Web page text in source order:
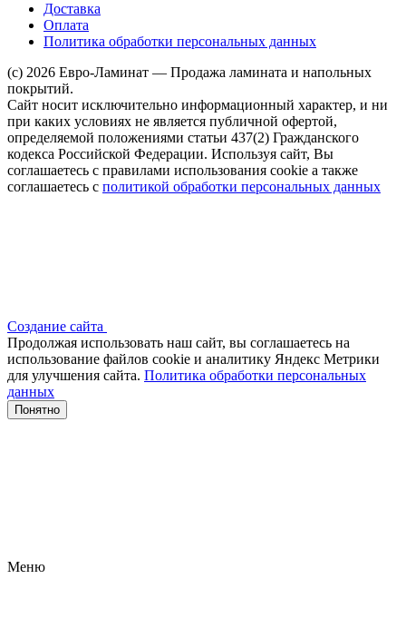
Доставка
Оплата
Политика обработки персональных данных
(c) 2026 Евро-Ламинат — Продажа ламината и напольных
покрытий.
Сайт носит исключительно информационный характер, и ни
при каких условиях не является публичной офертой,
определяемой положениями статьи 437(2) Гражданского
кодекса Российской Федерации. Используя сайт, Вы
соглашаетесь с правилами использования cookie а также
соглашаетесь с политикой обработки персональных данных
Создание сайта
Продолжая использовать наш сайт, вы соглашаетесь на
использование файлов сооkіе и аналитику Яндекс Метрики
для улучшения сайта. Политика обработки персональных
данных
Понятно
Меню